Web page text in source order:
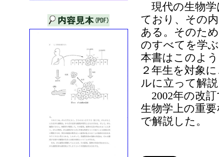
現代の生物学
ており、その
ある。そのた
のすべてを学
本書はこのよ
２年生を対象
ルに立って解
2002年の改
生物学上の重
で解説した。